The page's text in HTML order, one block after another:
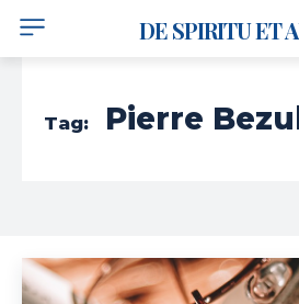
DE SPIRITU ET
Tag: Pierre